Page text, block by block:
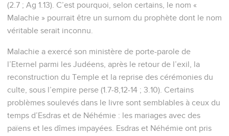
(2.7 ; Ag 1.13). C’est pourquoi, selon certains, le nom «
Malachie » pourrait être un surnom du prophète dont le nom
véritable serait inconnu.
Malachie a exercé son ministère de porte-parole de
l’Eternel parmi les Judéens, après le retour de l’exil, la
reconstruction du Temple et la reprise des cérémonies du
culte, sous l’empire perse (1.7-8,12-14 ; 3.10). Certains
problèmes soulevés dans le livre sont semblables à ceux du
temps d’Esdras et de Néhémie : les mariages avec des
païens et les dîmes impayées. Esdras et Néhémie ont pris